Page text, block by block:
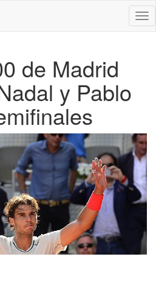
de Madrid
y Pablo